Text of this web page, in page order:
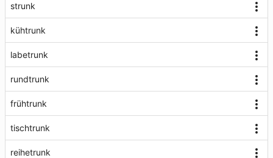
strunk
kühtrunk
labetrunk
rundtrunk
frühtrunk
tischtrunk
reihetrunk